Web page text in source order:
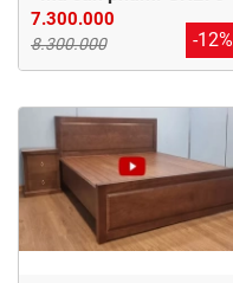
7.300.000
8.300.000 -12%